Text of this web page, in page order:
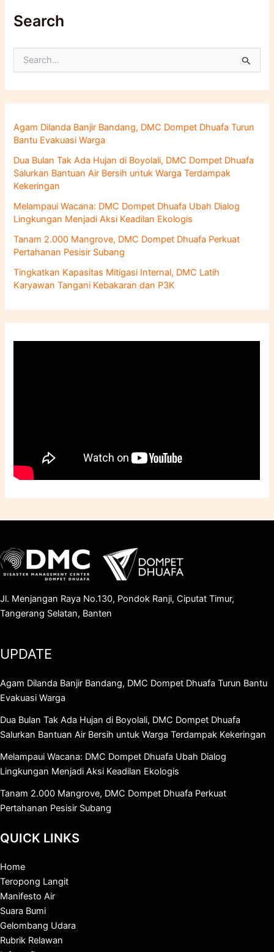
Search
a
t
u
k
:
Agam Dilanda Banjir Bandang, DMC Dompet Dhuafa Turun
Bantu Evakuasi Warga
Dua Bulan Tak Ada Hujan di Boyolali, DMC Dompet Dhuafa
Salurkan Bantuan Air Bersih untuk Warga Terdampak
Kekeringan
Melampaui Wacana: DMC Dompet Dhuafa Ubah Dialog
Lingkungan Menjadi Aksi Keadilan Ekologis
Tanam 2.000 Mangrove, DMC Dompet Dhuafa Perkuat
Pertahanan Pesisir Subang
Tingkatkan Kapasitas Mitigasi Internal, DMC Latih
Karyawan Tangani Kebakaran dan P3K
Jl. Menjangan Raya No.130, Pondok Ranji, Ciputat Timur,
Tangerang Selatan, Banten
UPDATE
Agam Dilanda Banjir Bandang, DMC Dompet Dhuafa Turun Bantu
Evakuasi Warga
Dua Bulan Tak Ada Hujan di Boyolali, DMC Dompet Dhuafa
Salurkan Bantuan Air Bersih untuk Warga Terdampak Kekeringan
Melampaui Wacana: DMC Dompet Dhuafa Ubah Dialog
Lingkungan Menjadi Aksi Keadilan Ekologis
Tanam 2.000 Mangrove, DMC Dompet Dhuafa Perkuat
Pertahanan Pesisir Subang
QUICK LINKS
Home
Teropong Langit
Manifesto Air
Suara Bumi
Gelombang Udara
Rubrik Relawan